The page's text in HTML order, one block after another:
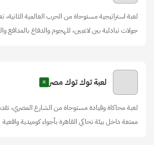
لعبة استراتيجية مستوحاة من الحرب العالمية الثانية،
جولات تبادلية بين لاعبين، للهجوم والدفاع بالمدافع
لعبة توك توك مصر
لعبة محاكاة وقيادة مستوحاة من الشارع المصري،
ممتعة داخل بيئة تحاكي القاهرة بأجواء كوميدية واقعية